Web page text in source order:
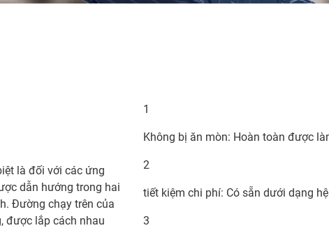
là đối với các ứng
dẫn hướng trong hai
Đường chạy trên của
được lắp cách nhau
1
Không bị ăn mòn: Hoàn toàn được
2
tiết kiệm chi phí: Có sẵn dưới dạng
3